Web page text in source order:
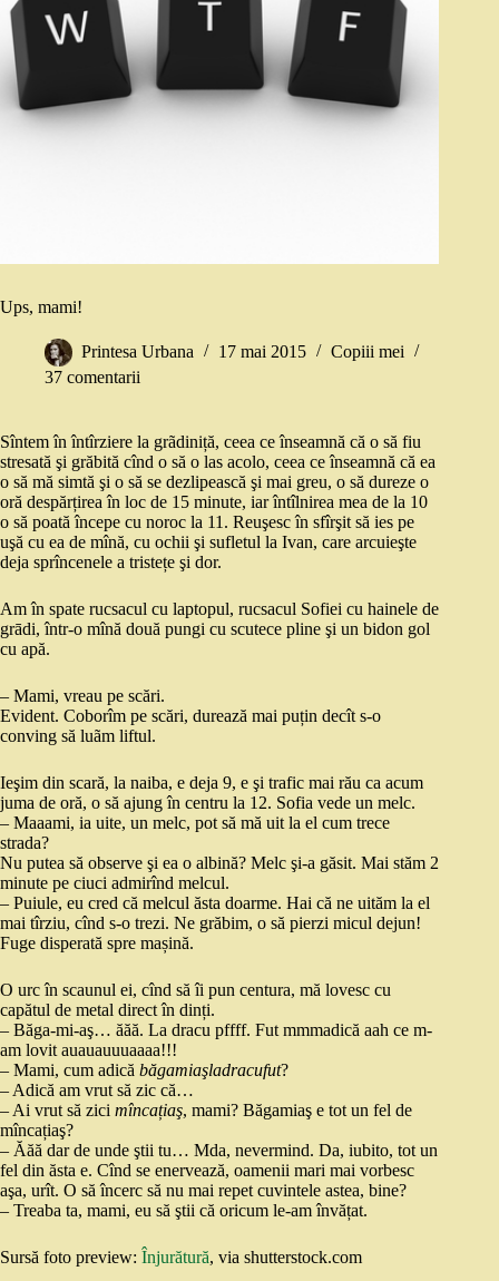
Ups, mami!
Printesa Urbana 17 mai 2015
Copiii mei
37 comentarii
Sîntem în întîrziere la grãdiniță, ceea ce înseamnă că o să fiu
stresată şi grăbită cînd o să o las acolo, ceea ce înseamnă că ea
o să mă simtă şi o să se dezlipească şi mai greu, o să dureze o
oră despărțirea în loc de 15 minute, iar întîlnirea mea de la 10
o să poată începe cu noroc la 11. Reuşesc în sfîrşit să ies pe
uşă cu ea de mînă, cu ochii şi sufletul la Ivan, care arcuieşte
deja sprîncenele a tristețe şi dor.
Am în spate rucsacul cu laptopul, rucsacul Sofiei cu hainele de
grādi, într-o mînă două pungi cu scutece pline şi un bidon gol
cu apă.
– Mami, vreau pe scări.
Evident. Coborîm pe scări, durează mai puțin decît s-o
conving să luãm liftul.
Ieşim din scară, la naiba, e deja 9, e şi trafic mai rău ca acum
juma de oră, o să ajung în centru la 12. Sofia vede un melc.
– Maaami, ia uite, un melc, pot să mă uit la el cum trece
strada?
Nu putea să observe şi ea o albină? Melc şi-a găsit. Mai stăm 2
minute pe ciuci admirînd melcul.
– Puiule, eu cred că melcul ăsta doarme. Hai că ne uităm la el
mai tîrziu, cînd s-o trezi. Ne grăbim, o să pierzi micul dejun!
Fuge disperată spre mașină.
O urc în scaunul ei, cînd să îi pun centura, mă lovesc cu
capătul de metal direct în dinți.
– Băga-mi-aş… ăăă. La dracu pffff. Fut mmmadică aah ce m-
am lovit auauauuuaaaa!!!
– Mami, cum adică băgamiaşladracufut?
– Adică am vrut să zic că…
– Ai vrut să zici mîncațiaş, mami? Băgamiaş e tot un fel de
mîncațiaş?
– Ăăă dar de unde ştii tu… Mda, nevermind. Da, iubito, tot un
fel din ăsta e. Cînd se enervează, oamenii mari mai vorbesc
aşa, urît. O să încerc să nu mai repet cuvintele astea, bine?
– Treaba ta, mami, eu să ştii că oricum le-am învățat.
Sursă foto preview: Înjurătură, via shutterstock.com